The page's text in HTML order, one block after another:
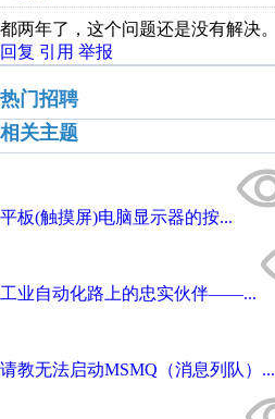
都两年了，这个问题还是没有解决。
回复 引用 举报
热门招聘
相关主题
平板(触摸屏)电脑显示器的按...
工业自动化路上的忠实伙伴——...
请教无法启动MSMQ（消息列队）...